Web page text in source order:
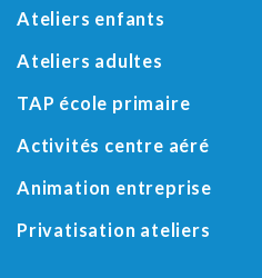
Ateliers enfants
Ateliers adultes
TAP école primaire
Activités centre aéré
Animation entreprise
Privatisation ateliers